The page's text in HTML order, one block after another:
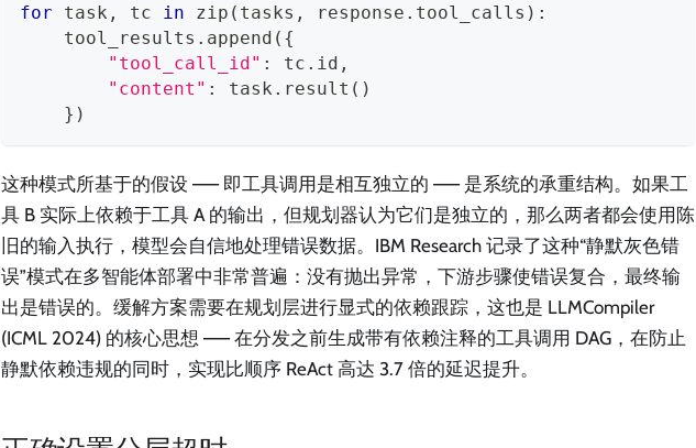
for task , tc in zip ( tasks , response . tool_calls ) :
    tool_results
. append ( {
"tool_call_id" : tc . id ,
"content" : task . result ( )
} )
这种模式所基于的假设 —— 即工具调用是相互独立的 —— 是系统的承重结构。如果工
具 B 实际上依赖于工具 A 的输出，但规划器认为它们是独立的，那么两者都会使用陈
旧的输入执行，模型会自信地处理错误数据。IBM Research 记录了这种“静默灰色错
误”模式在多智能体部署中非常普遍：没有抛出异常，下游步骤使错误复合，最终输
出是错误的。缓解方案需要在规划层进行显式的依赖跟踪，这也是 LLMCompiler
(ICML 2024) 的核心思想 —— 在分发之前生成带有依赖注释的工具调用 DAG，在防止
静默依赖违规的同时，实现比顺序 ReAct 高达 3.7 倍的延迟提升。